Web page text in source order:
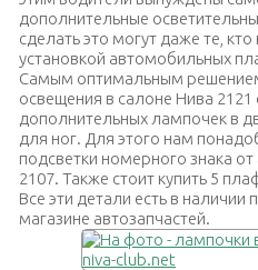
дополнительные
сделать это могут даже те,
установкой автомобильных
Самым оптимальным
освещения в салоне Нива 2121
дополнительных лампочек в
для ног. Для этого нам
подсветки номерного знака
2107. Также стоит купить 5
Все эти детали есть в наличии
магазине автозапчастей.